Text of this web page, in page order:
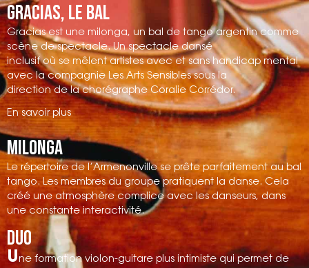
Gracias, le bal
Gracias est une milonga, un bal de tango argentin comme
scène de spectacle. Un spectacle dansé
inclusif où se mêlent artistes avec et sans handicap mental
avec la compagnie Les Arts Sensibles sous la
direction de la chorégraphe Coralie Corrédor.
En savoir plus
Milonga
Le répertoire de l’Armenonville se prête parfaitement au bal
tango. Les membres du groupe pratiquent la danse. Cela
créé une atmosphère complice avec les danseurs, dans
une constante interactivité.
Duo
Une formation violon-guitare plus intimiste qui permet de